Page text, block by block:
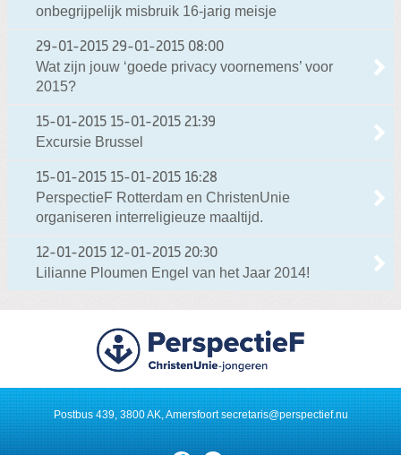
onbegrijpelijk misbruik 16-jarig meisje
29-01-2015 29-01-2015 08:00
Wat zijn jouw ‘goede privacy voornemens’ voor
2015?
15-01-2015 15-01-2015 21:39
Excursie Brussel
15-01-2015 15-01-2015 16:28
PerspectieF Rotterdam en ChristenUnie
organiseren interreligieuze maaltijd.
12-01-2015 12-01-2015 20:30
Lilianne Ploumen Engel van het Jaar 2014!
Postbus 439, 3800 AK, Amersfoortsecretaris@perspectief.nu